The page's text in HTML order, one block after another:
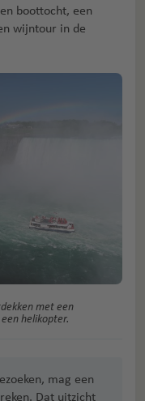
boottocht, een
wijntour in de
met een
helikopter.
mag een
Dat uitzicht